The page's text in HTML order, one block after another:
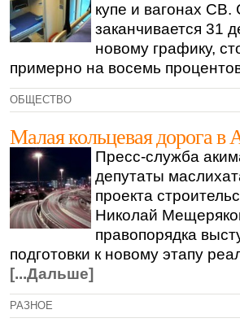
купе и вагонах СВ.
заканчивается 31
новому графику,
примерно на восемь
ОБЩЕСТВО
Малая кольцевая дорога в
Пресс-служба
депутаты
проекта
Николай
правопорядка
подготовки к новому этапу
[...Дальше]
РАЗНОЕ